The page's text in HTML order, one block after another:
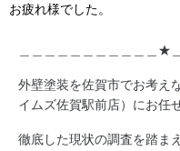
お疲れ様でした。
＿＿＿＿＿＿＿＿＿＿＿★
外壁塗装を佐賀市でお考え
イムズ佐賀駅前店）にお任
徹底した現状の調査を踏ま